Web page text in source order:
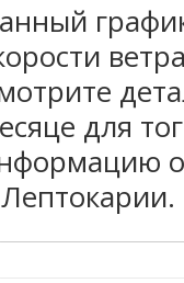
для
о